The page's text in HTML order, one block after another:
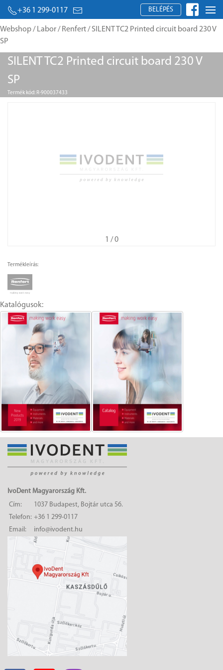
+36 1 299-0117 BELÉPÉS
Webshop/ Labor/ Renfert/ SILENT TC2 Printed circuit board 230 V
SP
SILENT TC2 Printed circuit board 230 V
SP
Termék kód: R-900037433
1 / 0
Termékleírás:
Katalógusok:
IvoDent Magyarország Kft.
Cím:
1037 Budapest, Bojtár utca 56.
Telefon: +36 1 299-0117
Email:
info@ivodent.hu